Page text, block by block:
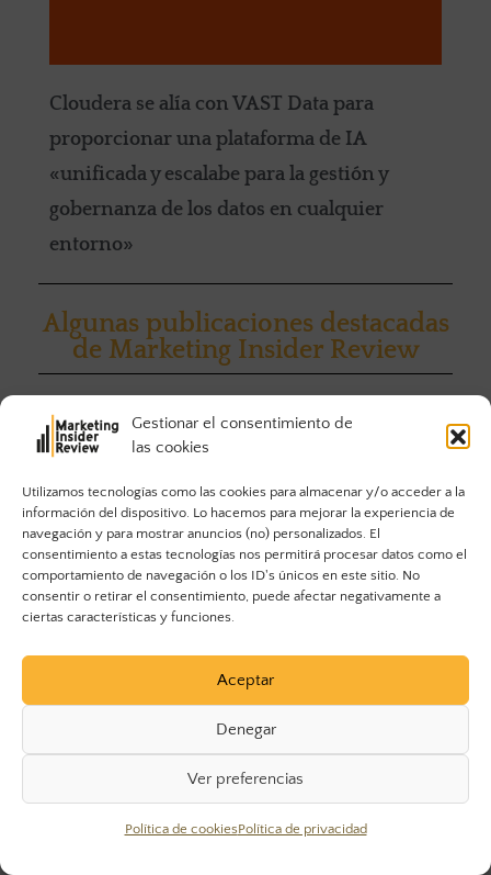
Gestionar el consentimiento de
las cookies
Utilizamos tecnologías como las cookies para almacenar y/o acceder a la
información del dispositivo. Lo hacemos para mejorar la experiencia de
navegación y para mostrar anuncios (no) personalizados. El
consentimiento a estas tecnologías nos permitirá procesar datos como el
comportamiento de navegación o los ID's únicos en este sitio. No
consentir o retirar el consentimiento, puede afectar negativamente a
ciertas características y funciones.
Aceptar
Denegar
Ver preferencias
Política de cookiesPolítica de privacidad
Cloudera se alía con VAST Data para
proporcionar una plataforma de IA
«unificada y escalabe para la gestión y
gobernanza de los datos en cualquier
entorno»
Algunas publicaciones destacadas
de Marketing Insider Review​
RSC a nivel mundial
Los ciudadanos de la generación Millennial quieren ver más
hay marcas que realizan con éxito la RSC a nivel mundial.